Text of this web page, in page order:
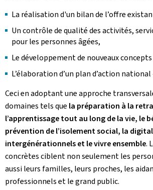
La réalisation d'un bilan de l’offre
Un contrôle de qualité des activités,
pour les personnes âgées,
Le développement de nouveaux
L’élaboration d’un plan d’action
Ceci en adoptant une approche
domaines tels que la préparation à la
l’apprentissage tout au long de la vie, le
prévention de l’isolement social, la
intergénérationnels et le vivre ensemble.
concrètes ciblent non seulement les
aussi leurs familles, leurs proches, les
professionnels et le grand public.